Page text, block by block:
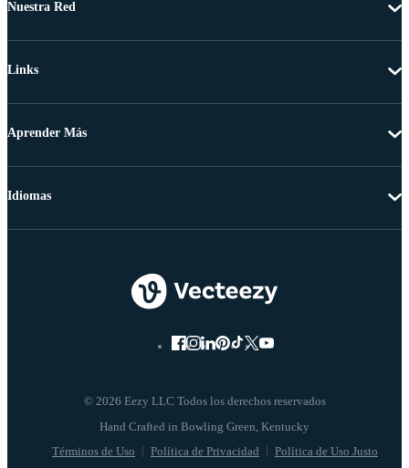
Nuestra Red
Links
Aprender Más
© 2026 Eezy LLC Todos los derechos reservados
Términos de Uso Política de Privacidad Política de Uso Justo
Idiomas